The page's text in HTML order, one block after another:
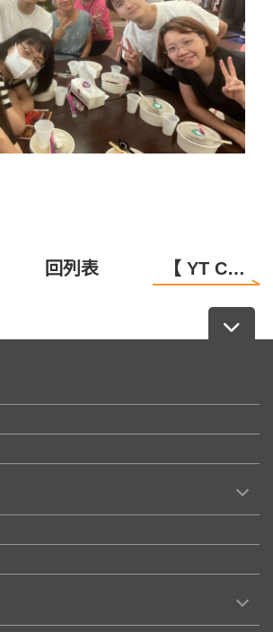
回列表 【 YT CARE 關懷巡演 - 大園敏盛醫院 】